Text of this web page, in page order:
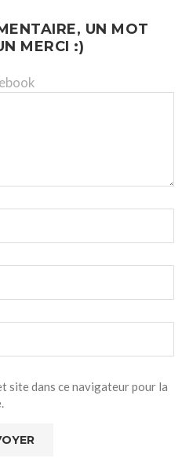
UN MOT
MERCI :)
site dans ce navigateur pour la